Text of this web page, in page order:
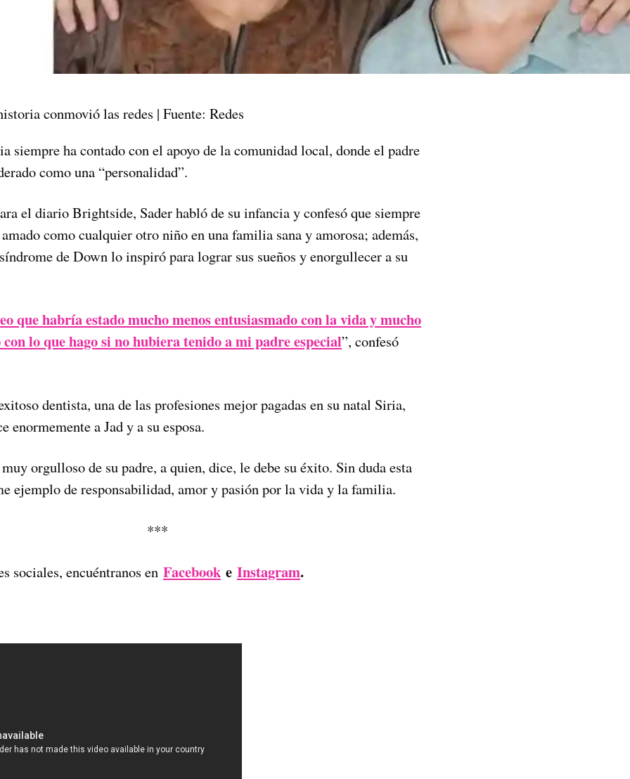
conmovió las redes | Fuente: Redes
siempre ha contado con el apoyo de la comunidad local, donde el padre
como una “personalidad”.
el diario Brightside, Sader habló de su infancia y confesó que siempre
como cualquier otro niño en una familia sana y amorosa; además,
de Down lo inspiró para lograr sus sueños y enorgullecer a su
que habría estado mucho menos entusiasmado con la vida y mucho
con lo que hago si no hubiera tenido a mi padre especial”, confesó
dentista, una de las profesiones mejor pagadas en su natal Siria,
enormemente a Jad y a su esposa.
orgulloso de su padre, a quien, dice, le debe su éxito. Sin duda esta
ejemplo de responsabilidad, amor y pasión por la vida y la familia.
***
sociales, encuéntranos en Facebook e Instagram.